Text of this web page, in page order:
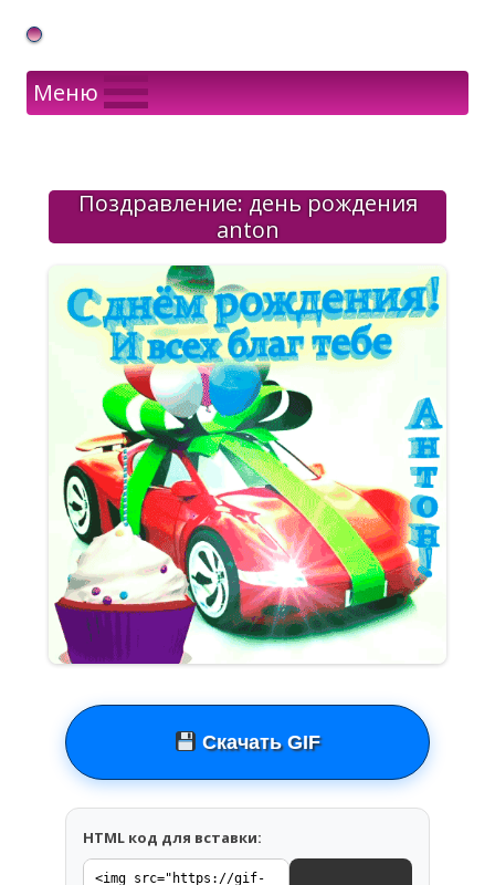
Gif Открытки в подарок
Меню
Поздравление: день рождения
anton
Скачать GIF
HTML код для вставки: